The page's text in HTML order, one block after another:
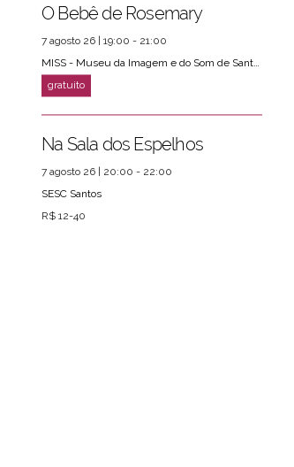
O Bebê de Rosemary
7 agosto 26 | 19:00 - 21:00
MISS - Museu da Imagem e do Som de Santos
Na Sala dos Espelhos
7 agosto 26 | 20:00 - 22:00
SESC Santos
R$ 12-40